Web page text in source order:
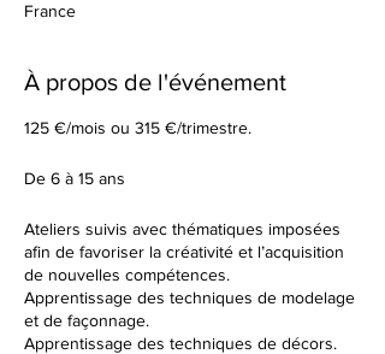
France
À propos de l'événement
125 €/mois ou 315 €/trimestre.
De 6 à 15 ans
Ateliers suivis avec thématiques imposées
afin de favoriser la créativité et l’acquisition
de nouvelles compétences.
Apprentissage des techniques de modelage
et de façonnage.
Apprentissage des techniques de décors.